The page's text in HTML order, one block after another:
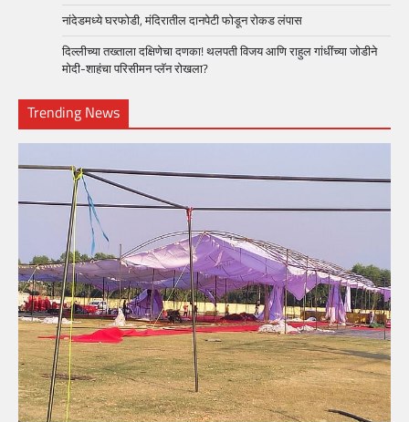
नांदेडमध्ये घरफोडी, मंदिरातील दानपेटी फोडून रोकड लंपास
दिल्लीच्या तख्ताला दक्षिणेचा दणका! थलपती विजय आणि राहुल गांधींच्या जोडीने
मोदी-शाहंचा परिसीमन प्लॅन रोखला?
Trending News